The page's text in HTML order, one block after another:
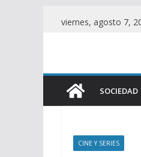
viernes, agosto 7,
SOCIEDAD
CINE Y SERIES